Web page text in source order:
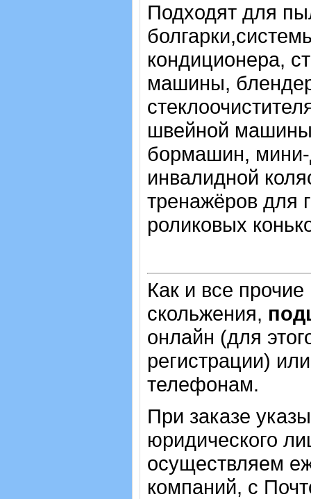
Подходят для
кондиционера,
машины,
швейной
бормашин, мини-
инвалидной
тренажёров для
роликовых
Как и все
скольжения,
онлайн (для
регистрации)
телефонам.
При заказе
юридического
осуществляем
компаний, с